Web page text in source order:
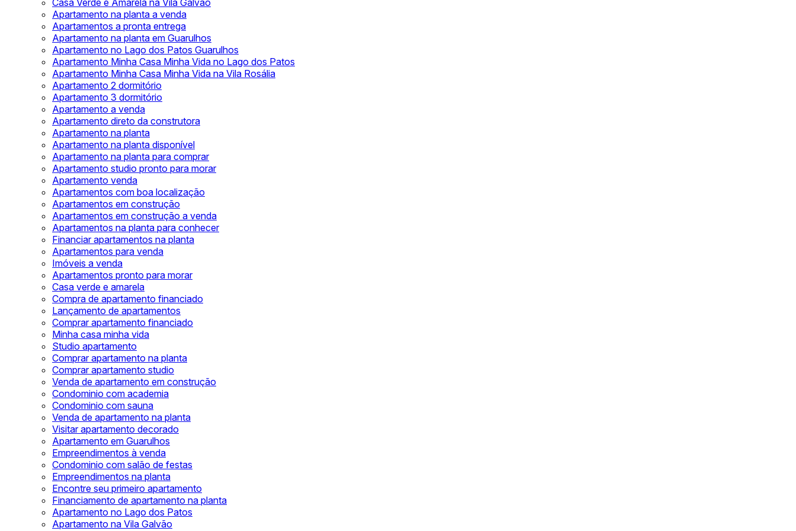
Casa Verde e Amarela na Vila Galvão
Apartamento na planta a venda
Apartamentos a pronta entrega
Apartamento na planta em Guarulhos
Apartamento no Lago dos Patos Guarulhos
Apartamento Minha Casa Minha Vida no Lago dos Patos
Apartamento Minha Casa Minha Vida na Vila Rosália
Apartamento 2 dormitório
Apartamento 3 dormitório
Apartamento a venda
Apartamento direto da construtora
Apartamento na planta
Apartamento na planta disponível
Apartamento na planta para comprar
Apartamento studio pronto para morar
Apartamento venda
Apartamentos com boa localização
Apartamentos em construção
Apartamentos em construção a venda
Apartamentos na planta para conhecer
Financiar apartamentos na planta
Apartamentos para venda
Imóveis a venda
Apartamentos pronto para morar
Casa verde e amarela
Compra de apartamento financiado
Lançamento de apartamentos
Comprar apartamento financiado
Minha casa minha vida
Studio apartamento
Comprar apartamento na planta
Comprar apartamento studio
Venda de apartamento em construção
Condominio com academia
Condominio com sauna
Venda de apartamento na planta
Visitar apartamento decorado
Apartamento em Guarulhos
Empreendimentos à venda
Condominio com salão de festas
Empreendimentos na planta
Encontre seu primeiro apartamento
Financiamento de apartamento na planta
Apartamento no Lago dos Patos
Apartamento na Vila Galvão